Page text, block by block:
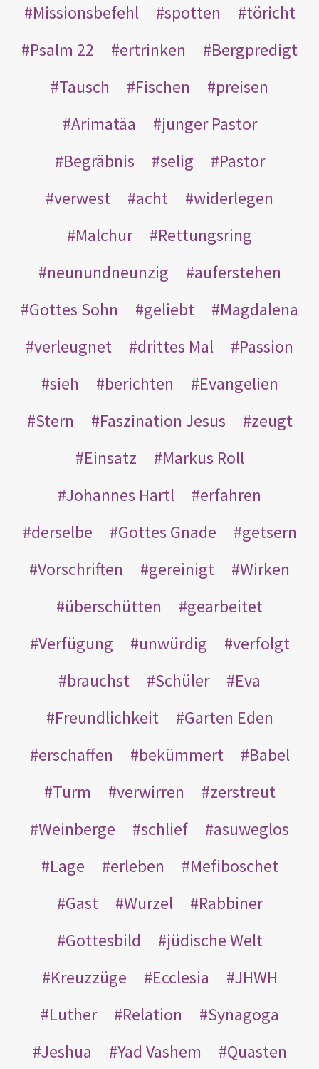
Missionsbefehl
spotten
töricht
Psalm 22
ertrinken
Bergpredigt
Tausch
Fischen
preisen
Arimatäa
junger Pastor
Begräbnis
selig
Pastor
verwest
acht
widerlegen
Malchur
Rettungsring
neunundneunzig
auferstehen
Gottes Sohn
geliebt
Magdalena
verleugnet
drittes Mal
Passion
sieh
berichten
Evangelien
Stern
Faszination Jesus
zeugt
Einsatz
Markus Roll
Johannes Hartl
erfahren
derselbe
Gottes Gnade
getsern
Vorschriften
gereinigt
Wirken
überschütten
gearbeitet
Verfügung
unwürdig
verfolgt
brauchst
Schüler
Eva
Freundlichkeit
Garten Eden
erschaffen
bekümmert
Babel
Turm
verwirren
zerstreut
Weinberge
schlief
asuweglos
Lage
erleben
Mefiboschet
Gast
Wurzel
Rabbiner
Gottesbild
jüdische Welt
Kreuzzüge
Ecclesia
JHWH
Luther
Relation
Synagoga
Jeshua
Yad Vashem Quasten